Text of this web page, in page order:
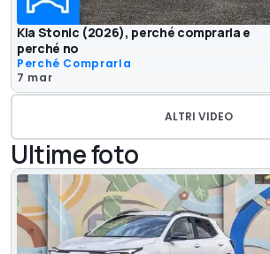
Kia Stonic (2026), perché comprarla e
perché no
Perché Comprarla
7 mar
ALTRI VIDEO
Ultime foto